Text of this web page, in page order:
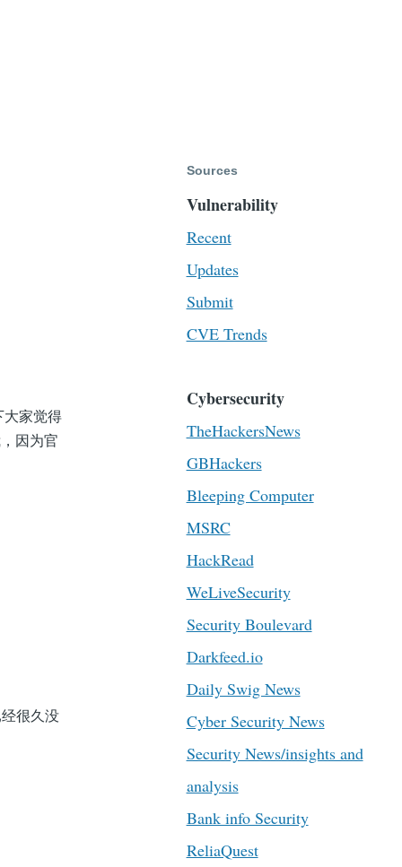
大家觉得
因为官
很久没
Sources
Vulnerability
Recent
Updates
Submit
CVE Trends
Cybersecurity
TheHackersNews
GBHackers
Bleeping Computer
MSRC
HackRead
WeLiveSecurity
Security Boulevard
Darkfeed.io
Daily Swig News
Cyber Security News
Security News/insights and
analysis
Bank info Security
ReliaQuest